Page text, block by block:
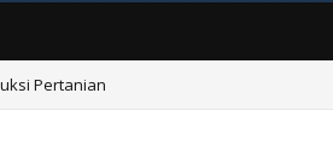
Pertanian